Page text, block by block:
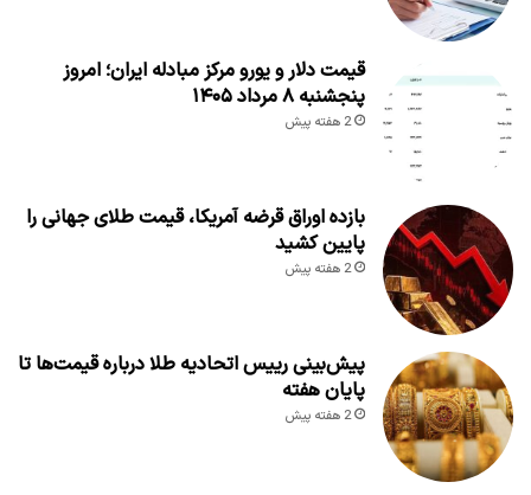
قیمت دلار و یورو مرکز مبادله ایران؛ امروز
پنجشنبه ۸ مرداد ۱۴۰۵
2 هفته پیش
بازده اوراق قرضه آمریکا، قیمت طلای جهانی را
پایین کشید
2 هفته پیش
پیش‌بینی رییس اتحادیه طلا درباره قیمت‌ها تا
پایان هفته
2 هفته پیش